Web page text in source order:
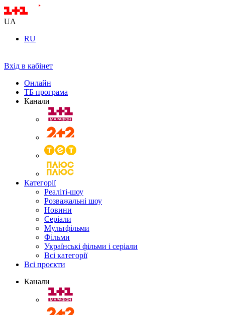
UA
RU
Вхід в кабінет
Онлайн
ТБ програма
Канали
Категорії
Реаліті-шоу
Розважальні шоу
Новини
Серіали
Мультфільми
Фільми
Українські фільми і серіали
Всі категорії
Всі проєкти
Канали